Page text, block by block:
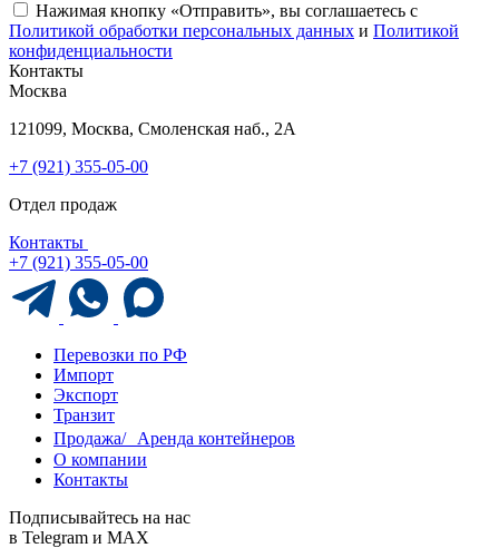
Нажимая кнопку «Отправить», вы соглашаетесь с
Политикой обработки персональных данных и Политикой
конфиденциальности
Контакты
Москва
121099, Москва, Смоленская наб., 2А
+7 (921) 355-05-00
Отдел продаж
Контакты
+7 (921) 355-05-00
Перевозки по РФ
Импорт
Экспорт
Транзит
Продажа/ Аренда контейнеров
О компании
Контакты
Подписывайтесь на нас
в Telegram и MAX